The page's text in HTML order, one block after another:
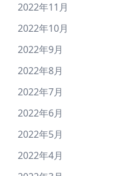
2022年11月
2022年10月
2022年9月
2022年8月
2022年7月
2022年6月
2022年5月
2022年4月